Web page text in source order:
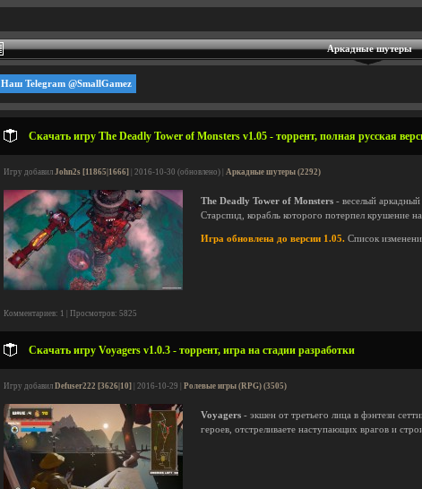
Аркадные шутеры
Наш Telegram @SmallGamez
Скачать игру The Deadly Tower of Monsters v1.05 - торрент, полная русская
Игру добавил John2s [11865|1666] | 2016-10-30 (обновлено) | Аркадные шутеры (2292)
The Deadly Tower of Monsters - веселый
Старспид, корабль которого потерпел крушение
Игра обновлена до версии 1.05. Список
Комментариев: 1 | Просмотров: 5825
Скачать игру Voyagers v1.0.3 - торрент, игра на стадии разработки
Игру добавил Defuser222 [3626|10] | 2016-10-29 | Ролевые игры (RPG) (3505)
Voyagers - экшен от третьего лица в фэнтези
героев, отстреливаете наступающих врагов и